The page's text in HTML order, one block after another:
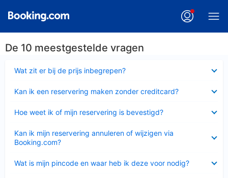
De 10 meestgestelde vragen
Wat zit er bij de prijs inbegrepen?
Kan ik een reservering maken zonder creditcard?
Hoe weet ik of mijn reservering is bevestigd?
Kan ik mijn reservering annuleren of wijzigen via
Booking.com?
Wat is mijn pincode en waar heb ik deze voor nodig?